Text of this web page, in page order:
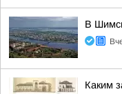
В
Каким